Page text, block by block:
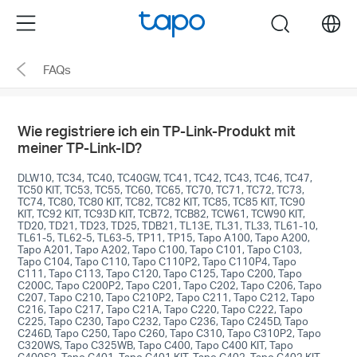
the
navigation
Menu search
FAQs
Wie registriere ich ein TP-Link-Produkt mit
meiner TP-Link-ID?
DLW10, TC34, TC40, TC40GW, TC41, TC42, TC43, TC46, TC47,
TC50 KIT, TC53, TC55, TC60, TC65, TC70, TC71, TC72, TC73,
TC74, TC80, TC80 KIT, TC82, TC82 KIT, TC85, TC85 KIT, TC90
KIT, TC92 KIT, TC93D KIT, TCB72, TCB82, TCW61, TCW90 KIT,
TD20, TD21, TD23, TD25, TDB21, TL13E, TL31, TL33, TL61-10,
TL61-5, TL62-5, TL63-5, TP11, TP15, Tapo A100, Tapo A200,
Tapo A201, Tapo A202, Tapo C100, Tapo C101, Tapo C103,
Tapo C104, Tapo C110, Tapo C110P2, Tapo C110P4, Tapo
C111, Tapo C113, Tapo C120, Tapo C125, Tapo C200, Tapo
C200C, Tapo C200P2, Tapo C201, Tapo C202, Tapo C206, Tapo
C207, Tapo C210, Tapo C210P2, Tapo C211, Tapo C212, Tapo
C216, Tapo C217, Tapo C21A, Tapo C220, Tapo C222, Tapo
C225, Tapo C230, Tapo C232, Tapo C236, Tapo C245D, Tapo
C246D, Tapo C250, Tapo C260, Tapo C310, Tapo C310P2, Tapo
C320WS, Tapo C325WB, Tapo C400, Tapo C400 KIT, Tapo